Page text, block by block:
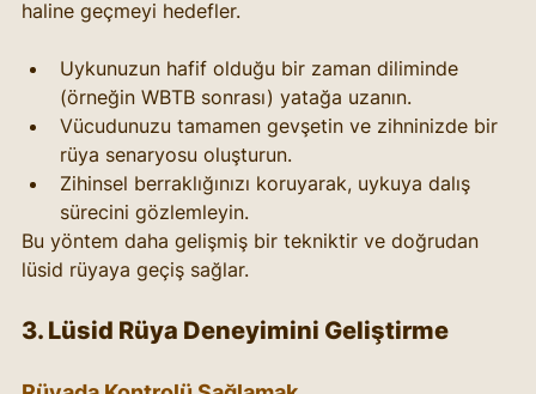
haline geçmeyi hedefler.
Uykunuzun hafif olduğu bir zaman diliminde
(örneğin WBTB sonrası) yatağa uzanın.
Vücudunuzu tamamen gevşetin ve zihninizde bir
rüya senaryosu oluşturun.
Zihinsel berraklığınızı koruyarak, uykuya dalış
sürecini gözlemleyin.
Bu yöntem daha gelişmiş bir tekniktir ve doğrudan
lüsid rüyaya geçiş sağlar.
3. Lüsid Rüya Deneyimini Geliştirme